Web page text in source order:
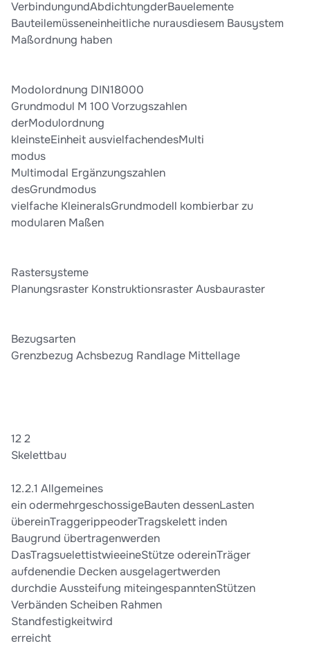
VerbindungundAbdichtungderBauelemente
Bauteilemüsseneinheitliche nurausdiesem Bausystem
Maßordnung haben
Modolordnung DIN18000
Grundmodul M 100 Vorzugszahlen
derModulordnung
kleinsteEinheit ausvielfachendesMulti
modus
Multimodal Ergänzungszahlen
desGrundmodus
vielfache KleineralsGrundmodell kombierbar zu
modularen Maßen
Rastersysteme
Planungsraster Konstruktionsraster Ausbauraster
Bezugsarten
Grenzbezug Achsbezug Randlage Mittellage
12 2
Skelettbau
12.2.1 Allgemeines
ein odermehrgeschossigeBauten dessenLasten
übereinTraggerippeoderTragskelett inden
Baugrund übertragenwerden
DasTragsuelettistwieeineStütze odereinTräger
aufdenendie Decken ausgelagertwerden
durchdie Aussteifung miteingespanntenStützen
Verbänden Scheiben Rahmen
Standfestigkeitwird
erreicht